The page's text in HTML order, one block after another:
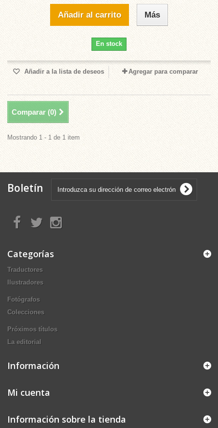
Añadir al carrito Más
En stock
Añadir a la lista de deseos Agregar para comparar
Comparar (0)
Mostrando 1 - 1 de 1 item
Boletín
Categorías
Traductores
Ilustradores
Fotógrafos
Colecciones
Próximos títulos
La editorial
Información
Mi cuenta
Información sobre la tienda